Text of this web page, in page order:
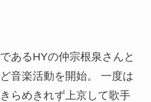
あるHYの仲宗根泉さんと
音楽活動を開始。 一度は
らめきれず上京して歌手